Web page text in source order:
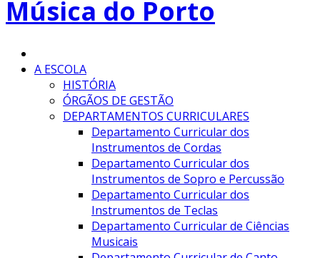
A ESCOLA
HISTÓRIA
ÓRGÃOS DE GESTÃO
DEPARTAMENTOS CURRICULARES
Departamento Curricular dos
Instrumentos de Cordas
Departamento Curricular dos
Instrumentos de Sopro e Percussão
Departamento Curricular dos
Instrumentos de Teclas
Departamento Curricular de Ciências
Musicais